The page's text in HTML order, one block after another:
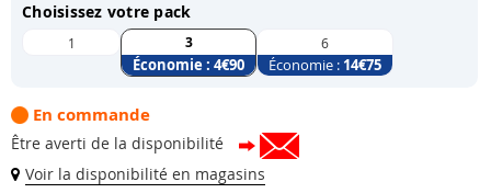
Choisissez votre pack
1 3
Économie : 4€90
6
Économie : 14€75
En commande
Être averti de la disponibilité
Voir la disponibilité en magasins